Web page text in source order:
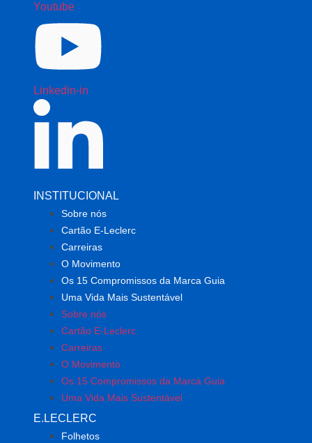
Youtube
Linkedin-in
INSTITUCIONAL
Sobre nós
Cartão E-Leclerc
Carreiras
O Movimento
Os 15 Compromissos da Marca Guia
Uma Vida Mais Sustentável
Sobre nós
Cartão E-Leclerc
Carreiras
O Movimento
Os 15 Compromissos da Marca Guia
Uma Vida Mais Sustentável
E.LECLERC
Folhetos